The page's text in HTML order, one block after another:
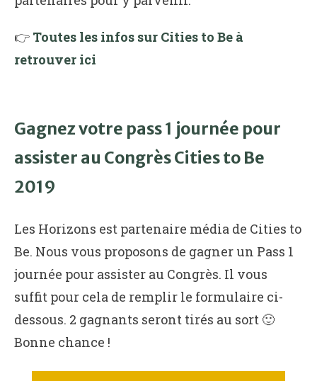
👉 Toutes les infos sur Cities to Be à
retrouver ici
Gagnez votre pass 1 journée pour
assister au Congrès Cities to Be
2019
Les Horizons est partenaire média de Cities to
Be. Nous vous proposons de gagner un Pass 1
journée pour assister au Congrès. Il vous
suffit pour cela de remplir le formulaire ci-
dessous. 2 gagnants seront tirés au sort 🙂
Bonne chance !